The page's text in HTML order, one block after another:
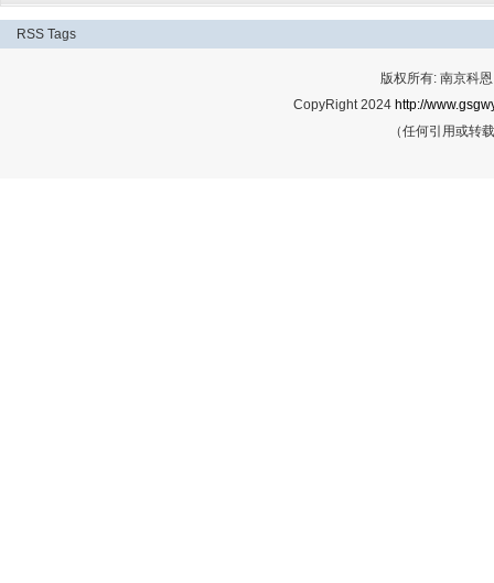
RSS Tags
版权所有: 南京科
CopyRight 2024 http://
（任何引用或转